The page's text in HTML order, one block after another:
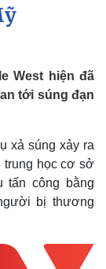
West hiện đã
tới súng đạn
xả súng xảy ra
trung học cơ sở
tấn công bằng
bị thương